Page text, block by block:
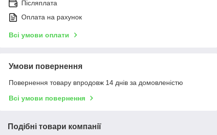
Післяплата
Оплата на рахунок
Всі умови оплати
Умови повернення
Повернення товару впродовж 14 днів за домовленістю
Всі умови повернення
Подібні товари компанії